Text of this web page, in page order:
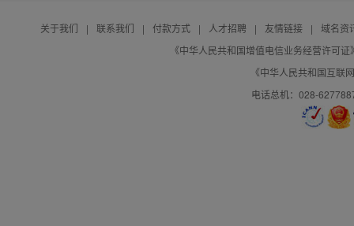
关于我们 | 联系我们 | 付款方式 | 人才招聘 | 友情链接 |
域名资
《中华人民共和国增值电信业务经营许可
《中华人民共和国互联
电话总机：028-